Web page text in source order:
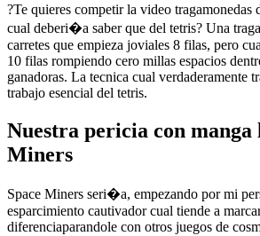
?Te quieres competir la video tragamonedas
cual deberi�a saber que del tetris? Una
carretes que empieza joviales 8 filas, pero
10 filas rompiendo cero millas espacios
ganadoras. La tecnica cual verdaderamente
trabajo esencial del tetris.
Nuestra pericia con manga
Miners
Space Miners seri�a, empezando por mi
esparcimiento cautivador cual tiende a
diferenciaparandole con otros juegos de